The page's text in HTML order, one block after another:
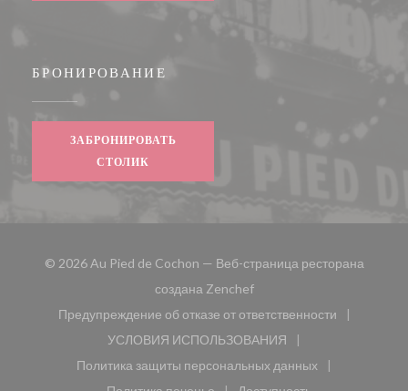
БРОНИРОВАНИЕ
ЗАБРОНИРОВАТЬ
СТОЛИК
© 2026 Au Pied de Cochon — Веб-страница ресторана
создана Zenchef((открывается в новом
Предупреждение об отказе от ответственности
((открывается в новом окне))
УСЛОВИЯ ИСПОЛЬЗОВАНИЯ
((открывается в новом окне))
Политика защиты персональных данных
((открывается в новом окне))